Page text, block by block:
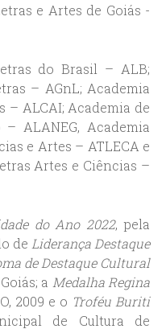
e Artes de Goiás -
do Brasil – ALB;
– AGnL; Academia
– ALCAI; Academia de
ALANEG, Academia
e Artes – ATLECA e
Artes e Ciências –
do Ano 2022, pela
de Liderança Destaque
de Destaque Cultural
a Medalha Regina
2009 e o Troféu Buriti
de Cultura de